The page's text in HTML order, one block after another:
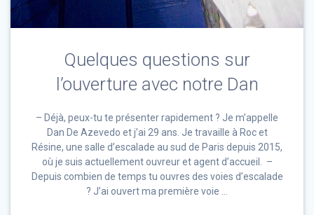
Quelques questions sur
l’ouverture avec notre Dan
– Déjà, peux-tu te présenter rapidement ? Je m’appelle
Dan De Azevedo et j’ai 29 ans. Je travaille à Roc et
Résine, une salle d’escalade au sud de Paris depuis 2015,
où je suis actuellement ouvreur et agent d’accueil. –
Depuis combien de temps tu ouvres des voies d’escalade
? J’ai ouvert ma première voie …